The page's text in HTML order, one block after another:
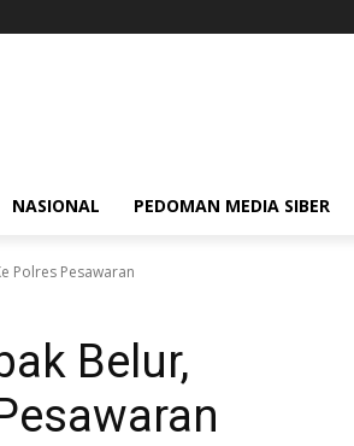
NASIONAL PEDOMAN MEDIA SIBER
Polres Pesawaran
Belur,